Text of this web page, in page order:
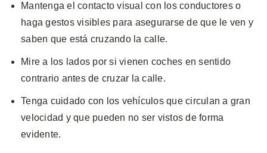
Mantenga el contacto visual con los conductores o
haga gestos visibles para asegurarse de que le ven y
saben que está cruzando la calle.
Mire a los lados por si vienen coches en sentido
contrario antes de cruzar la calle.
Tenga cuidado con los vehículos que circulan a gran
velocidad y que pueden no ser vistos de forma
evidente.